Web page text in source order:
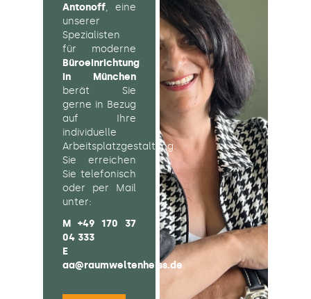
Antonoff, eine
unserer
Spezialisten
für moderne
Büroeinrichtung
in München
berät Sie
gerne in Bezug
auf Ihre
individuelle
Arbeitsplatzgestaltung.
Sie erreichen
Sie telefonisch
oder per Mail
unter:
M +49 170 37
04 333
E
aa@raumweltenheiss.de